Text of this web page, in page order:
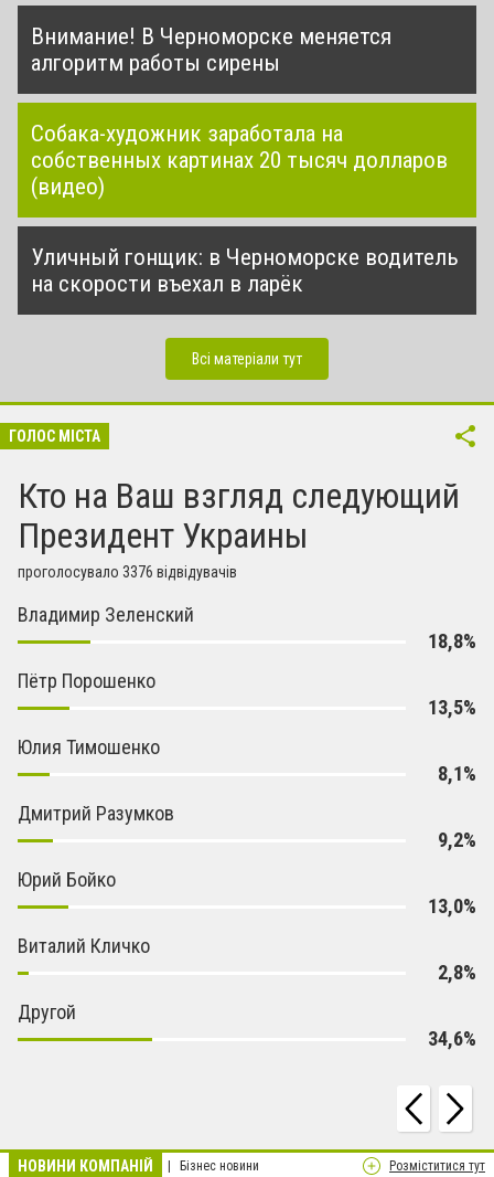
Внимание! В Черноморске меняется
алгоритм работы сирены
Собака-художник заработала на
собственных картинах 20 тысяч долларов
(видео)
Уличный гонщик: в Черноморске водитель
на скорости въехал в ларёк
Всі матеріали тут
ГОЛОС МІСТА
Кто на Ваш взгляд следующий
Президент Украины
проголосувало 3376 відвідувачів
Владимир Зеленский
18,8%
Пётр Порошенко
13,5%
Юлия Тимошенко
8,1%
Дмитрий Разумков
9,2%
Юрий Бойко
13,0%
Виталий Кличко
2,8%
Другой
34,6%
НОВИНИ КОМПАНІЙ Бізнес новини Розміститися тут